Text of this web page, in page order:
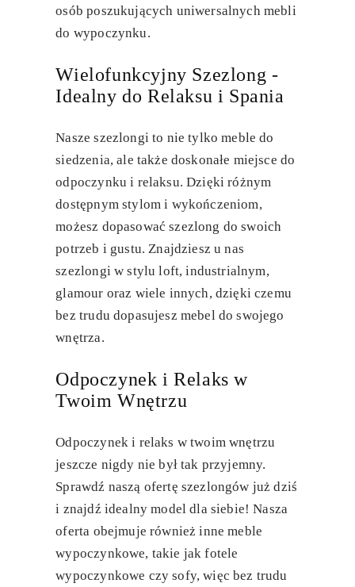
osób poszukujących uniwersalnych mebli
do wypoczynku.
Wielofunkcyjny Szezlong -
Idealny do Relaksu i Spania
Nasze szezlongi to nie tylko meble do
siedzenia, ale także doskonałe miejsce do
odpoczynku i relaksu. Dzięki różnym
dostępnym stylom i wykończeniom,
możesz dopasować szezlong do swoich
potrzeb i gustu. Znajdziesz u nas
szezlongi w stylu loft, industrialnym,
glamour oraz wiele innych, dzięki czemu
bez trudu dopasujesz mebel do swojego
wnętrza.
Odpoczynek i Relaks w
Twoim Wnętrzu
Odpoczynek i relaks w twoim wnętrzu
jeszcze nigdy nie był tak przyjemny.
Sprawdź naszą ofertę szezlongów już dziś
i znajdź idealny model dla siebie! Nasza
oferta obejmuje również inne meble
wypoczynkowe, takie jak fotele
wypoczynkowe czy sofy, więc bez trudu